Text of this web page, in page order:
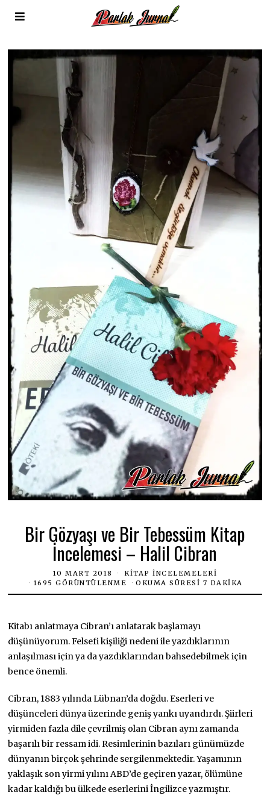
Bir Gözyaşı ve Bir Tebessüm Kitap
İncelemesi – Halil Cibran
10 MART 2018
KITAP İNCELEMELERI
1695 GÖRÜNTÜLENME
OKUMA SÜRESI 7 DAKIKA
Kitabı anlatmaya Cibran’ı anlatarak başlamayı
düşünüyorum. Felsefi kişiliği nedeni ile yazdıklarının
anlaşılması için ya da yazdıklarından bahsedebilmek için
bence önemli.
Cibran, 1883 yılında Lübnan’da doğdu. Eserleri ve
düşünceleri dünya üzerinde geniş yankı uyandırdı. Şiirleri
yirmiden fazla dile çevrilmiş olan Cibran aynı zamanda
başarılı bir ressam idi. Resimlerinin bazıları günümüzde
dünyanın birçok şehrinde sergilenmektedir. Yaşamının
yaklaşık son yirmi yılını ABD’de geçiren yazar, ölümüne
kadar kaldığı bu ülkede eserlerini İngilizce yazmıştır.